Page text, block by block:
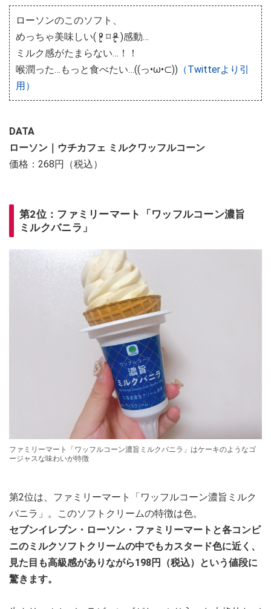
ローソンのこのソフト、
めっちゃ美味しい( ᵒ̴̷͈ ⌑ ᵒ̴̶̷͈ )感動…
ミルク感がたまらない…！！
喉潤った…もっと食べたい…((っ•ω•⊂)) （Twitterより引
用）
DATA
ローソン｜ウチカフェ ミルクワッフルコーン
価格：268円（税込）
第2位：ファミリーマート「ワッフルコーン濃旨
ミルクバニラ」
ファミリーマート「ワッフルコーン濃旨ミルクバニラ」はケーキのようなゴ
ージャスな味わいが特徴
第2位は、ファミリーマート「ワッフルコーン濃旨ミルク
バニラ」。このソフトクリームの特徴は色。
セブンイレブン・ローソン・ファミリーマートと各コンビ
ニのミルクソフトクリームの中でもカスタード色に近く、
見た目も高級感がありながら198円（税込）という値段に
驚きます。